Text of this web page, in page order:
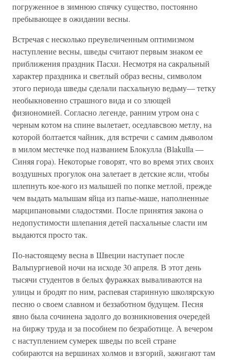
погруженное в зимнюю спячку существо, постоянно
пребывающее в ожидании весны.
Встречая с несколько преувеличенным оптимизмом
наступление весны, шведы считают первым знаком ее
приближения праздник Пасхи. Несмотря на сакральный
характер праздника и светлый образ весны, символом
этого периода шведы сделали пасхальную ведьму— тетку
необыкновенно страшного вида и со злющей
физиономией. Согласно легенде, ранним утром она с
черным котом на спине вылетает, оседлавсвою метлу, на
которой болтается чайник, для встречи с самим дьяволом
в милом местечке под названием Блокулла (Blakulla —
Синяя гора). Некоторые говорят, что во время этих своих
воздушных прогулок она залетает в детские ясли, чтобы
шлепнуть кое-кого из малышей по попке метлой, прежде
чем выдать малышам яйца из папье-маше, наполненные
марципановыми сладостями. После принятия закона о
недопустимости шлепания детей пасхальные сласти им
выдаются просто так.
По-настоящему весна в Швеции наступает после
Вальпургиевой ночи на исходе 30 апреля. В этот день
тысячи студентов в белых фуражках вываливаются на
улицы и бродят по ним, распевая старинную школярскую
песню о своем славном и беззаботном будущем. Песня
явно была сочинена задолго до возникновения очередей
на биржу труда и за пособием по безработице. А вечером
с наступлением сумерек шведы по всей стране
собираются на вершинах холмов и взгорий, зажигают там